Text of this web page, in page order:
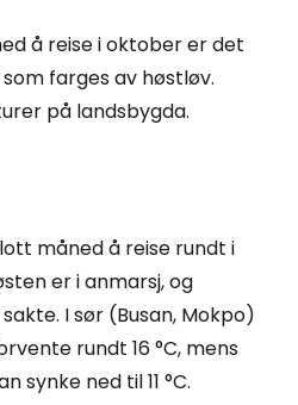
å reise i oktober er det
farges av høstløv.
på landsbygda.
måned å reise rundt i
er i anmarsj, og
I sør (Busan, Mokpo)
rundt 16 °C, mens
synke ned til 11 °C.